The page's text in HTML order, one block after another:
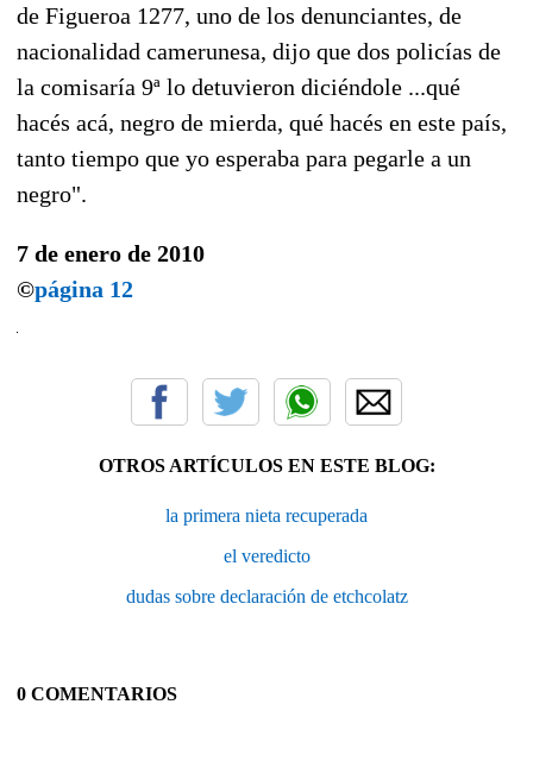
de Figueroa 1277, uno de los denunciantes, de
nacionalidad camerunesa, dijo que dos policías de
la comisaría 9ª lo detuvieron diciéndole ...qué
hacés acá, negro de mierda, qué hacés en este país,
tanto tiempo que yo esperaba para pegarle a un
negro".
7 de enero de 2010
©página 12
OTROS ARTÍCULOS EN ESTE BLOG:
la primera nieta recuperada
el veredicto
dudas sobre declaración de etchcolatz
0 COMENTARIOS